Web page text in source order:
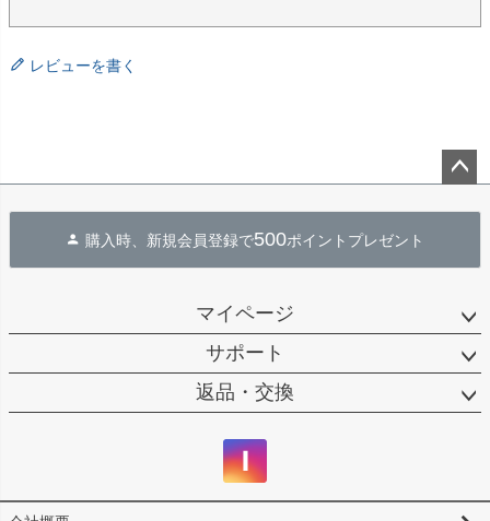
レビューを書く
へ
購入時、新規会員登録で500ポイントプレゼント
マイページ
サポート
返品・交換